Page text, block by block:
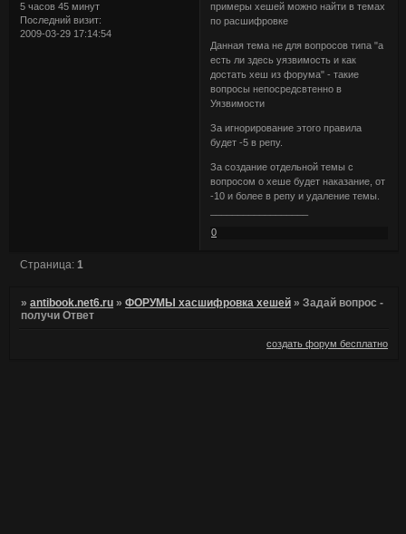
5 часов 45 минут
Последний визит:
2009-03-29 17:14:54
примеры хешей можно найти в темах
по расшифровке
Данная тема не для вопросов типа "а
есть ли здесь уязвимость и как
достать хеш из форума" - такие
вопросы непосредсвтенно в
Уязвимости
За игнорирование этого правила
будет -5 в репу.
За создание отдельной темы с
вопросом о хеше будет наказание, от
-10 и более в репу и удаление темы.
0
Страница:1
»antibook.net6.ru »ФОРУМЫ хасшифровка хешей »Задай вопрос -
получи Ответ
создать форум бесплатно